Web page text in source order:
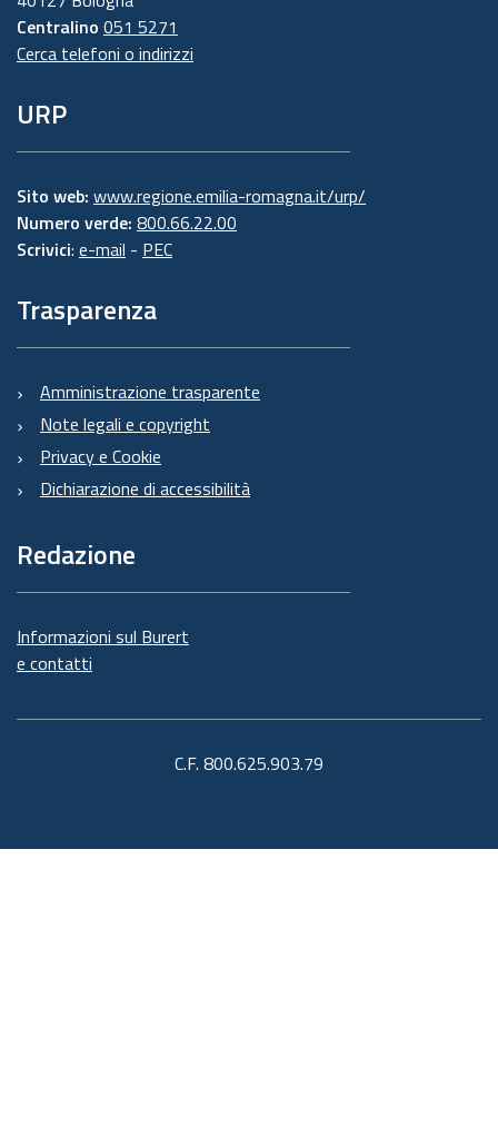
Centralino 051 5271
Cerca telefoni o indirizzi
URP
Sito web: www.regione.emilia-romagna.it/urp/
Numero verde: 800.66.22.00
Scrivici: e-mail - PEC
Trasparenza
Amministrazione trasparente
Note legali e copyright
Privacy e Cookie
Dichiarazione di accessibilità
Redazione
Informazioni sul Burert
e contatti
C.F. 800.625.903.79